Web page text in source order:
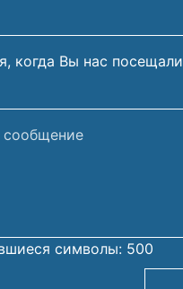
когда Вы нас посещали
символы: 500